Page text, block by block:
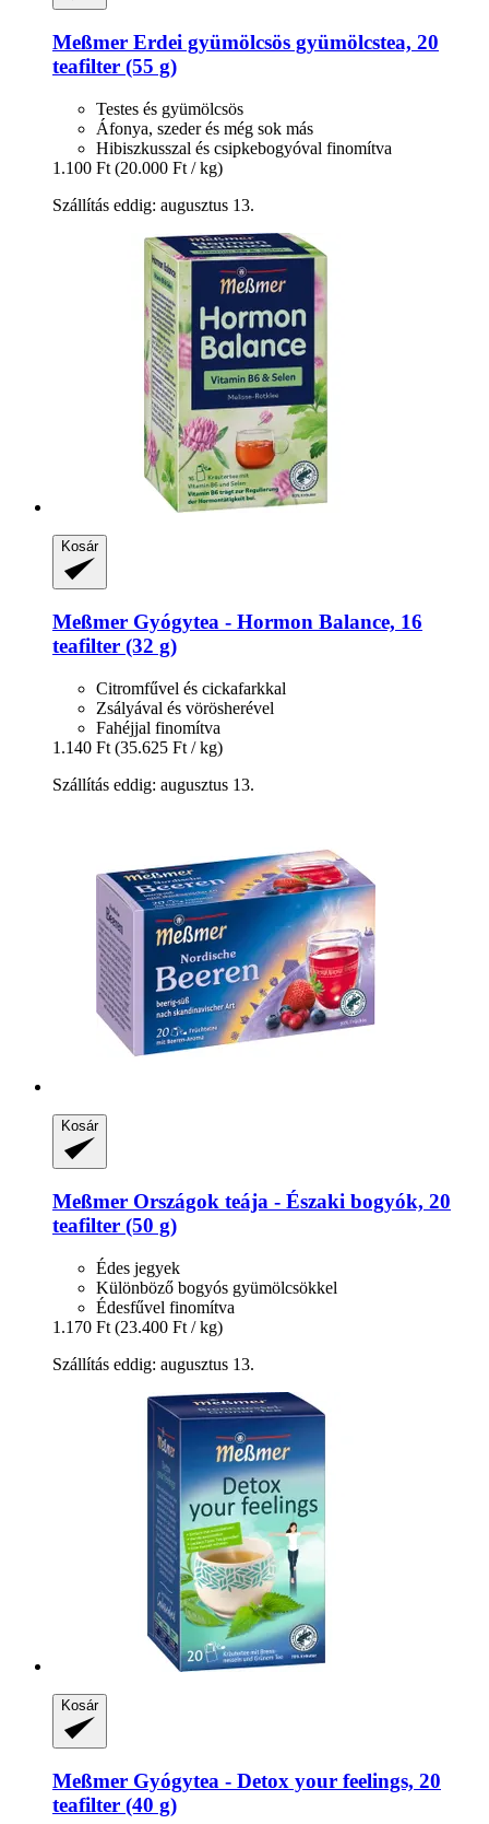
Meßmer Erdei gyümölcsös gyümölcstea, 20
teafilter (55 g)
Testes és gyümölcsös
Áfonya, szeder és még sok más
Hibiszkusszal és csipkebogyóval finomítva
1.100 Ft (20.000 Ft / kg)
Szállítás eddig: augusztus 13.
Kosár
Meßmer Gyógytea -​ Hormon Balance, 16
teafilter (32 g)
Citromfűvel és cickafarkkal
Zsályával és vörösherével
Fahéjjal finomítva
1.140 Ft (35.625 Ft / kg)
Szállítás eddig: augusztus 13.
Kosár
Meßmer Országok teája -​ Északi bogyók, 20
teafilter (50 g)
Édes jegyek
Különböző bogyós gyümölcsökkel
Édesfűvel finomítva
1.170 Ft (23.400 Ft / kg)
Szállítás eddig: augusztus 13.
Kosár
Meßmer Gyógytea -​ Detox your feelings, 20
teafilter (40 g)